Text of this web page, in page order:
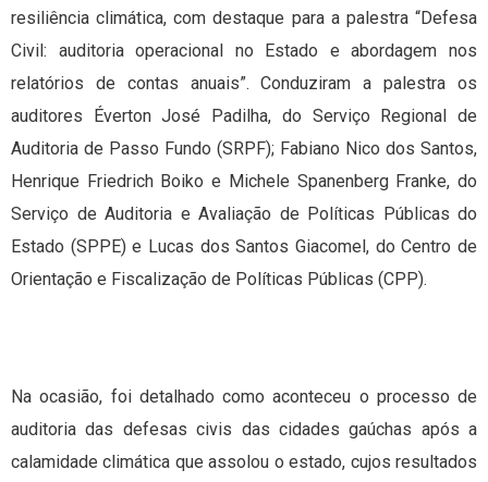
resiliência climática, com destaque para a palestra “Defesa
Civil: auditoria operacional no Estado e abordagem nos
relatórios de contas anuais”. Conduziram a palestra os
auditores Éverton José Padilha, do Serviço Regional de
Auditoria de Passo Fundo (SRPF); Fabiano Nico dos Santos,
Henrique Friedrich Boiko e Michele Spanenberg Franke, do
Serviço de Auditoria e Avaliação de Políticas Públicas do
Estado (SPPE) e Lucas dos Santos Giacomel, do Centro de
Orientação e Fiscalização de Políticas Públicas (CPP).
Na ocasião, foi detalhado como aconteceu o processo de
auditoria das defesas civis das cidades gaúchas após a
calamidade climática que assolou o estado, cujos resultados